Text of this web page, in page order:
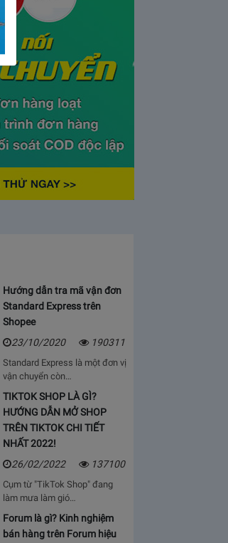
Hướng dẫn tra mã vận đơn
Standard Express trên
Shopee
23/10/2020
190311
Standard Express là một đơn vị
vận chuyển còn…
TIKTOK SHOP LÀ GÌ?
HƯỚNG DẪN MỞ SHOP
TRÊN TIKTOK CHI TIẾT
NHẤT 2022!
26/02/2022
137100
Cụm từ "TikTok Shop" đang
làm mưa làm gió…
Forum là gì? Kinh nghiệm
bán hàng trên Forum hiệu